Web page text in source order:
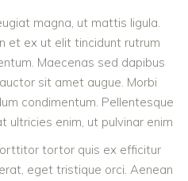
magna, ut mattis ligula.
et ex ut elit tincidunt rutrum
Maecenas sed dapibus
sit amet augue. Morbi
condimentum. Pellentesque
ultricies enim, ut pulvinar enim
tortor quis ex efficitur
eget tristique orci. Aenean